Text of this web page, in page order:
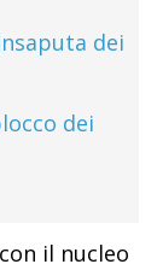
dei
dei
il nucleo